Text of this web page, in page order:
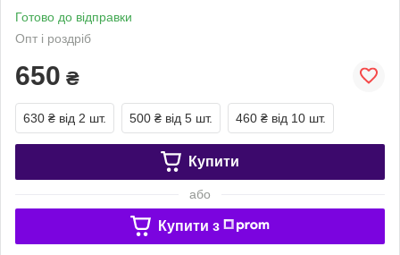
Готово до відправки
Опт і роздріб
650 ₴
630 ₴ від 2 шт. 500 ₴ від 5 шт. 460 ₴ від 10 шт.
Купити
або
Купити з